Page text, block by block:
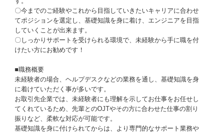
〇今までのご経験やこれから目指していきたいキャリアに合わせ
てポジションを選定し、基礎知識を身に着け、エンジニアを目指
していくことが出来ます。
〇しっかりサポートを受けられる環境で、未経験から手に職を付
けたい方にお勧めです！
■職務概要
未経験者の場合、ヘルプデスクなどの業務を通し、基礎知識を身
に着けていただく事が多いです。
お取引先企業では、未経験者にも理解を示してお仕事をお任せし
てくれているため、先輩とのOJTやその方に合わせた仕事の割り
振りなど、柔軟な対応が可能です。
基礎知識を身に付けられてからは、より専門的なサポート業務や